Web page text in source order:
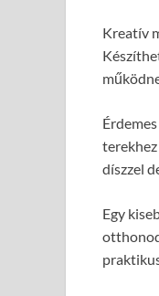
Kreatív
díszzel
Egy